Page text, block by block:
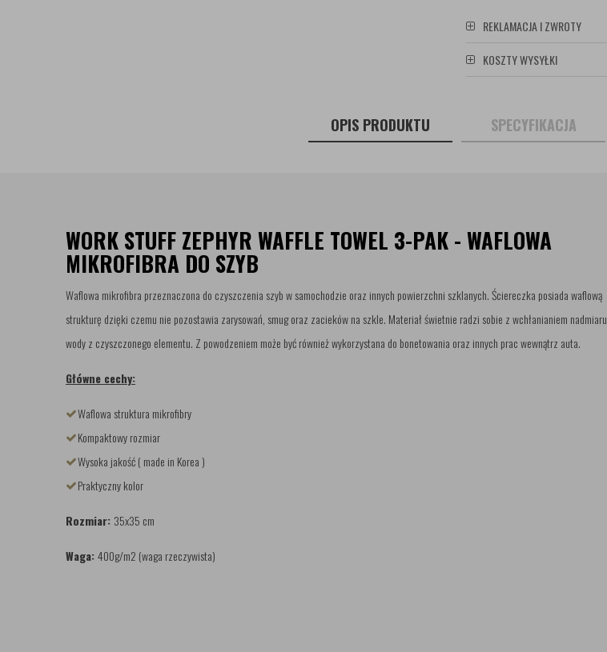
REKLAMACJA I ZWROTY
KOSZTY WYSYŁKI
OPIS PRODUKTU SPECYFIKACJA
WORK STUFF ZEPHYR WAFFLE TOWEL 3-PAK - WAFLOWA
MIKROFIBRA DO SZYB
Waflowa mikrofibra przeznaczona do czyszczenia szyb w samochodzie oraz innych powierzchni szklanych. Ściereczka posiada waflową
strukturę dzięki czemu nie pozostawia zarysowań, smug oraz zacieków na szkle. Materiał świetnie radzi sobie z wchłanianiem nadmiaru
wody z czyszczonego elementu. Z powodzeniem może być również wykorzystana do bonetowania oraz innych prac wewnątrz auta.
Główne cechy:
Waflowa struktura mikrofibry
Kompaktowy rozmiar
Wysoka jakość ( made in Korea )
Praktyczny kolor
Rozmiar: 35x35 cm
Waga:400g/m2 (waga rzeczywista)